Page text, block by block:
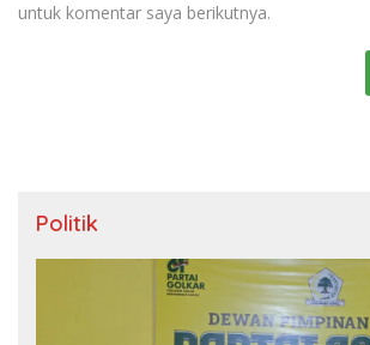
untuk komentar saya berikutnya.
Politik